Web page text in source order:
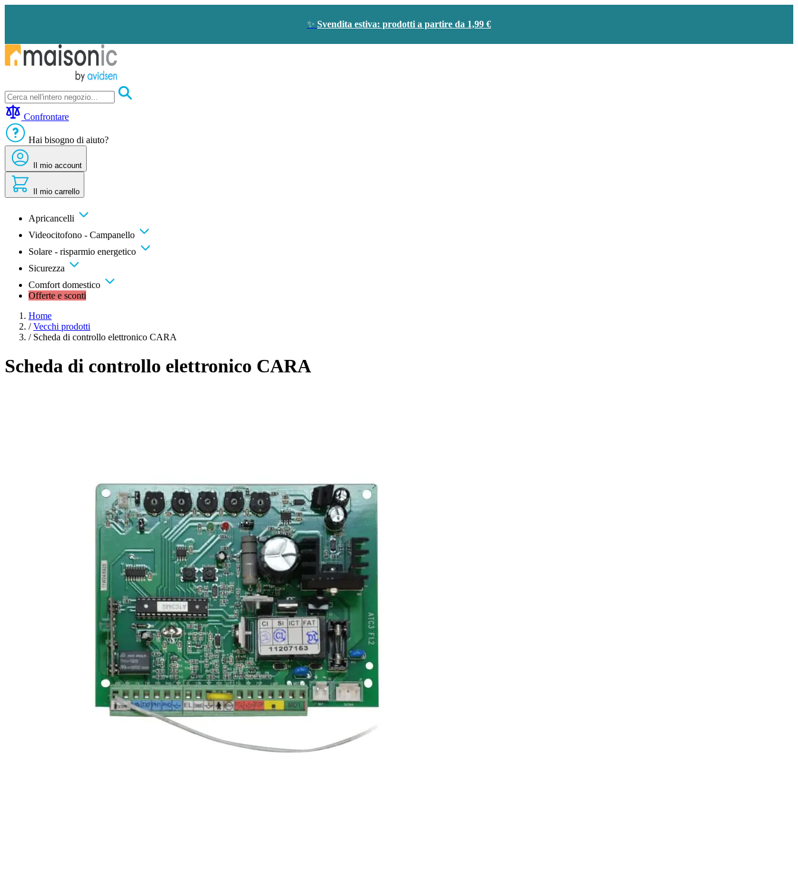
✨ Svendita estiva: prodotti a partire da 1,99 €
Apricancelli
-
Solare
risparmio
energetico
Comfort
Offerte
sconti
Confrontare
Hai bisogno di aiuto?
Il mio account
Il mio carrello
Apricancelli
Videocitofono - Campanello
Solare - risparmio energetico
Sicurezza
Comfort domestico
Offerte e sconti
Home
/ Vecchi prodotti
/ Scheda di controllo elettronico CARA
Scheda di controllo elettronico CARA